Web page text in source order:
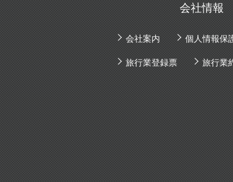
会社情報
会社案内 個人情報保
旅行業登録票 旅行業